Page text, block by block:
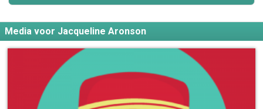
Media voor Jacqueline Aronson